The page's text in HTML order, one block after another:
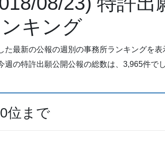
キング
た最新の公報の週別の事務所ランキングを
週の特許出願公開公報の総数は、3,965件でし
位まで